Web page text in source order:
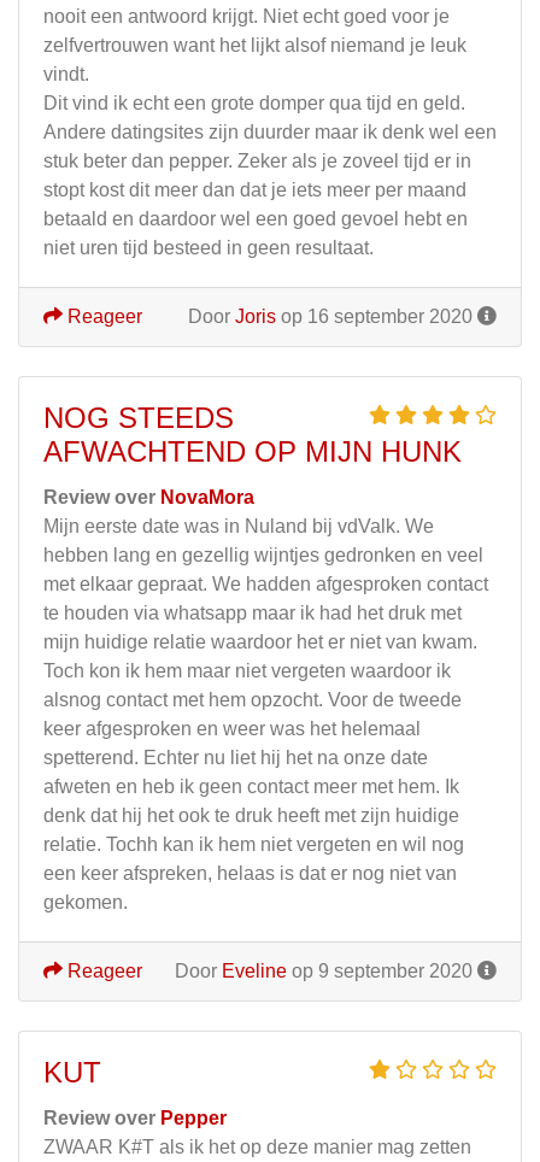
nooit een antwoord krijgt. Niet echt goed voor je
zelfvertrouwen want het lijkt alsof niemand je leuk
vindt.
Dit vind ik echt een grote domper qua tijd en geld.
Andere datingsites zijn duurder maar ik denk wel een
stuk beter dan pepper. Zeker als je zoveel tijd er in
stopt kost dit meer dan dat je iets meer per maand
betaald en daardoor wel een goed gevoel hebt en
niet uren tijd besteed in geen resultaat.
Door Joris op 16 september 2020
Reageer
NOG STEEDS
AFWACHTEND OP MIJN HUNK
Review over NovaMora
Mijn eerste date was in Nuland bij vdValk. We
hebben lang en gezellig wijntjes gedronken en veel
met elkaar gepraat. We hadden afgesproken contact
te houden via whatsapp maar ik had het druk met
mijn huidige relatie waardoor het er niet van kwam.
Toch kon ik hem maar niet vergeten waardoor ik
alsnog contact met hem opzocht. Voor de tweede
keer afgesproken en weer was het helemaal
spetterend. Echter nu liet hij het na onze date
afweten en heb ik geen contact meer met hem. Ik
denk dat hij het ook te druk heeft met zijn huidige
relatie. Tochh kan ik hem niet vergeten en wil nog
een keer afspreken, helaas is dat er nog niet van
gekomen.
Door Eveline op 9 september 2020
Reageer
KUT
Review over Pepper
ZWAAR K#T als ik het op deze manier mag zetten